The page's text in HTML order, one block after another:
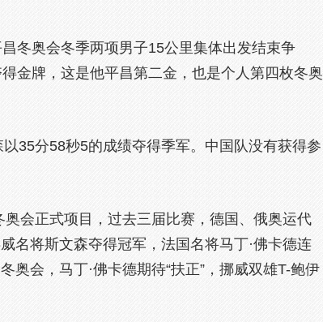
奥会冬季两项男子15公里集体出发结束争
金牌，这是他平昌第二金，也是个人第四枚冬奥
分58秒5的成绩夺得季军。中国队没有获得参
正式项目，过去三届比赛，德国、俄奥运代
名将斯文森夺得冠军，法国名将马丁·佛卡德连
会，马丁·佛卡德期待“扶正”，挪威双雄T-鲍伊